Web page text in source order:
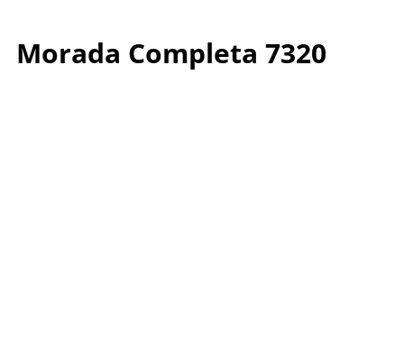
Morada Completa 7320